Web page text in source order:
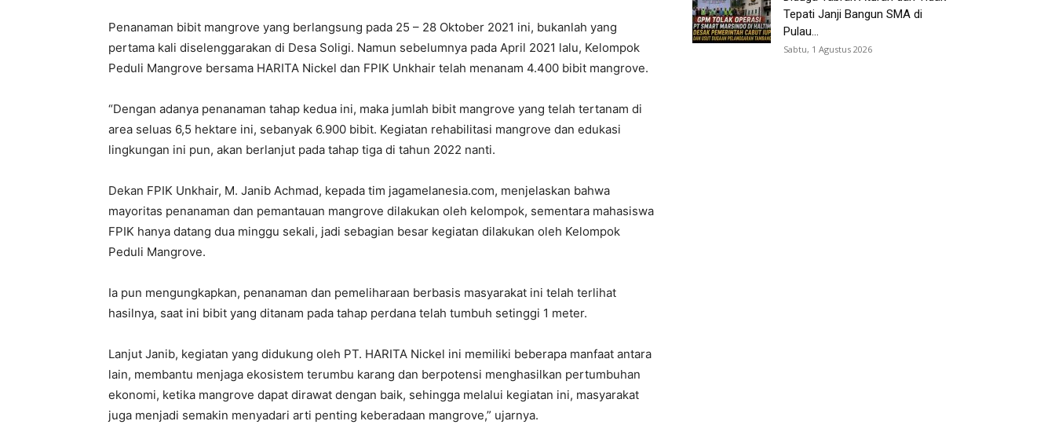
Penanaman bibit mangrove yang berlangsung pada 25 – 28 Oktober 2021 ini, bukanlah yang
pertama kali diselenggarakan di Desa Soligi. Namun sebelumnya pada April 2021 lalu, Kelompok
Peduli Mangrove bersama HARITA Nickel dan FPIK Unkhair telah menanam 4.400 bibit mangrove.
“Dengan adanya penanaman tahap kedua ini, maka jumlah bibit mangrove yang telah tertanam di
area seluas 6,5 hektare ini, sebanyak 6.900 bibit. Kegiatan rehabilitasi mangrove dan edukasi
lingkungan ini pun, akan berlanjut pada tahap tiga di tahun 2022 nanti.
Dekan FPIK Unkhair, M. Janib Achmad, kepada tim jagamelanesia.com, menjelaskan bahwa
mayoritas penanaman dan pemantauan mangrove dilakukan oleh kelompok, sementara mahasiswa
FPIK hanya datang dua minggu sekali, jadi sebagian besar kegiatan dilakukan oleh Kelompok
Peduli Mangrove.
Ia pun mengungkapkan, penanaman dan pemeliharaan berbasis masyarakat ini telah terlihat
hasilnya, saat ini bibit yang ditanam pada tahap perdana telah tumbuh setinggi 1 meter.
Lanjut Janib, kegiatan yang didukung oleh PT. HARITA Nickel ini memiliki beberapa manfaat antara
lain, membantu menjaga ekosistem terumbu karang dan berpotensi menghasilkan pertumbuhan
ekonomi, ketika mangrove dapat dirawat dengan baik, sehingga melalui kegiatan ini, masyarakat
juga menjadi semakin menyadari arti penting keberadaan mangrove,” ujarnya.
Tepati Janji Bangun SMA di
Pulau...
Sabtu, 1 Agustus 2026